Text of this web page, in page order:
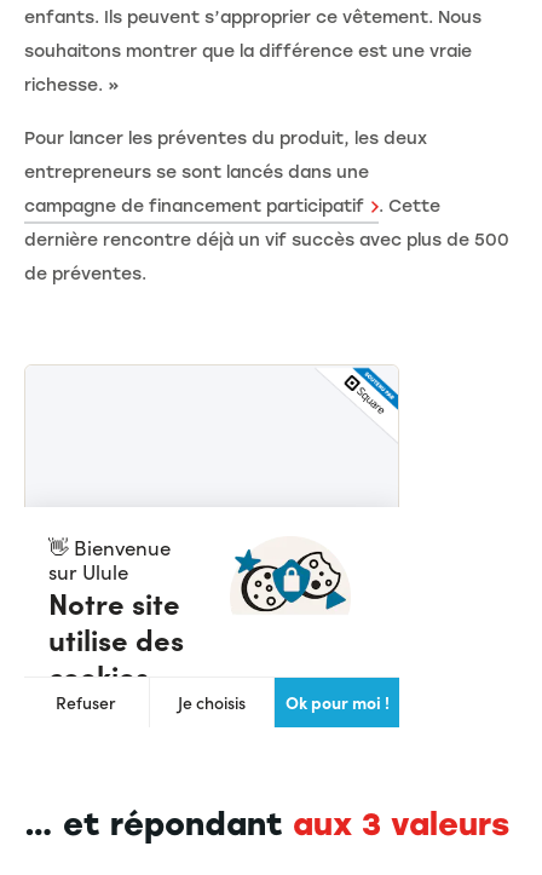
enfants. Ils peuvent s’approprier ce vêtement. Nous
souhaitons montrer que la différence est une vraie
richesse. »
Pour lancer les préventes du produit, les deux
entrepreneurs se sont lancés dans une
campagne de financement participatif
. Cette
dernière rencontre déjà un vif succès avec plus de 500
de préventes.
… et répondant aux 3 valeurs